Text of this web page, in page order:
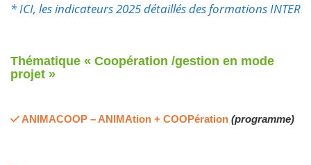
* ICI, les indicateurs 2025 détaillés des formations INTER
Thématique « Coopération /gestion en mode
projet »
ANIMACOOP – ANIMAtion + COOPération(programme)